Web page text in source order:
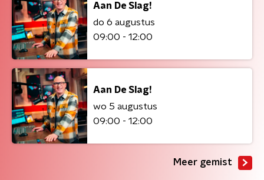
Aan De Slag!
do 6 augustus
09:00 - 12:00
Aan De Slag!
wo 5 augustus
09:00 - 12:00
Meer gemist